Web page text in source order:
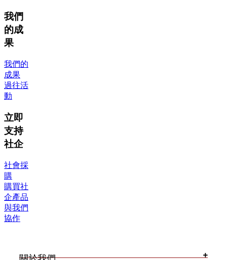
我們
的成
果
我們的
成果
過往活
動
立即
支持
社企
社會採
購
購買社
企產品
與我們
協作